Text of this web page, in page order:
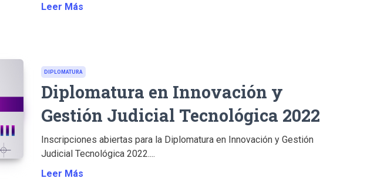
Leer Más
DIPLOMATURA
Diplomatura en Innovación y
Gestión Judicial Tecnológica 2022
Inscripciones abiertas para la Diplomatura en Innovación y Gestión
Judicial Tecnológica 2022....
Leer Más